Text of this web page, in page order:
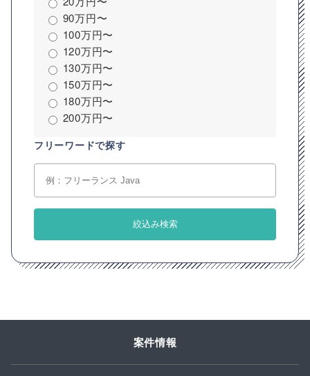
90万円〜
100万円〜
120万円〜
130万円〜
150万円〜
180万円〜
200万円〜
フリーワードで探す
案件情報